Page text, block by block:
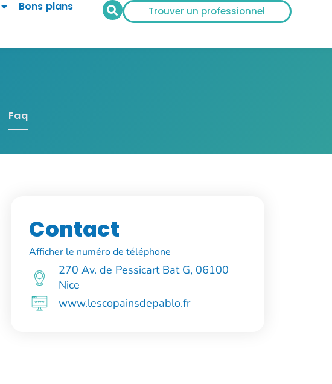
Bons plans Trouver un professionnel
Faq
Contact
Afficher le numéro de téléphone
270 Av. de Pessicart Bat G, 06100
Nice
www.lescopainsdepablo.fr